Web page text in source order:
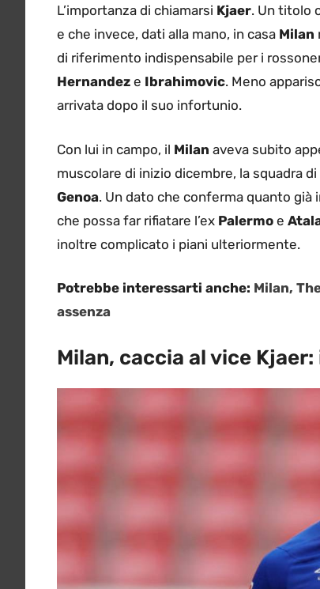
L’importanza di chiamarsi Kjaer. Un titolo
e che invece, dati alla mano, in casa Milan
di riferimento indispensabile per i
Hernandez e Ibrahimovic. Meno
arrivata dopo il suo infortunio.
Con lui in campo, il Milan aveva subito
muscolare di inizio dicembre, la squadra di
Genoa. Un dato che conferma quanto già
che possa far rifiatare l’ex Palermo e
inoltre complicato i piani ulteriormente.
Potrebbe interessarti anche: Milan,
assenza
Milan, caccia al vice